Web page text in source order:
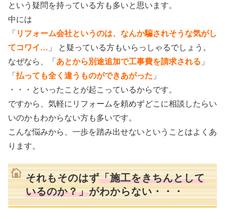
という疑問を持っている方も多いと思います。
中には
「 リフォーム会社というのは、なんか騙されそうな気がし
てコワイ… 」 と疑っている方もいらっしゃるでしょう。
なぜなら、「 あとから別途追加で工事費を請求される 」
「 払っても全く違うものができあがった 」
・・・といったことが起こっているからです。
ですから、気軽にリフォームを頼めずどこに相談したらい
いのかもわからない方も多いです。
こんな悩みから、一歩を踏み出せないということはよくあ
ります。
それもそのはず「施工をきちんとして
いるのか？」がわからない・・・